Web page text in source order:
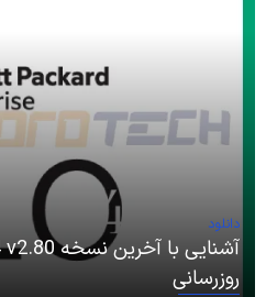
دانلود
روزرسانی‌